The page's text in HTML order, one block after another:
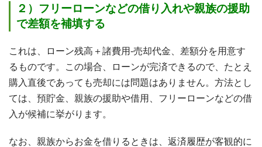
２）フリーローンなどの借り入れや親族の援助
で差額を補填する
これは、ローン残高＋諸費用‐売却代金、差額分を用意す
るものです。この場合、ローンが完済できるので、たとえ
購入直後であっても売却には問題はありません。方法とし
ては、預貯金、親族の援助や借用、フリーローンなどの借
入が候補に挙がります。
なお、親族からお金を借りるときは、返済履歴が客観的に